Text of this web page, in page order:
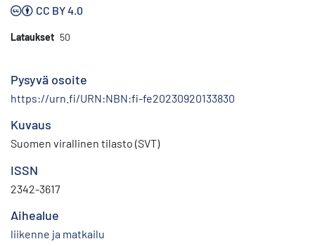
CC BY 4.0
Lataukset 50
Pysyvä osoite
https://urn.fi/URN:NBN:fi-fe20230920133830
Kuvaus
Suomen virallinen tilasto (SVT)
ISSN
2342-3617
Aihealue
liikenne ja matkailu